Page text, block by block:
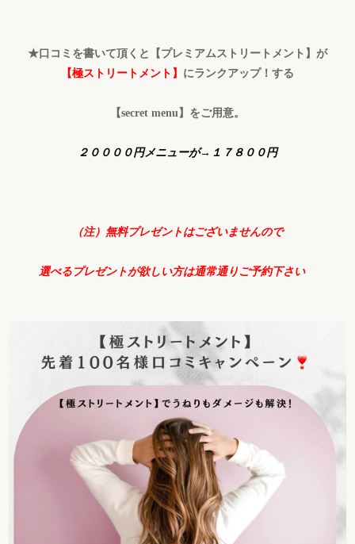
★口コミを書いて頂くと【プレミアムストリートメント】が
【極ストリートメント】 にランクアップ！する
【secret menu】をご用意。
２００００円メニューが→１７８００円
（注）無料プレゼントはございませんので
選べるプレゼントが欲しい方は通常通りご予約下さい